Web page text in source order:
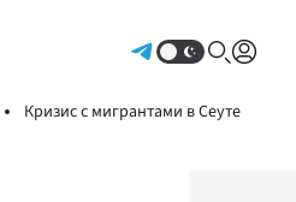
Кризис с мигрантами в Сеуте